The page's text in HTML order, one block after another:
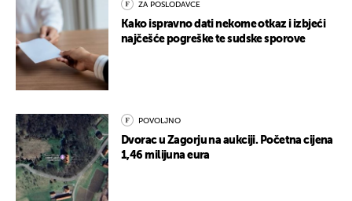
ZA POSLODAVCE
Kako ispravno dati nekome otkaz i izbjeći
najčešće pogreške te sudske sporove
POVOLJNO
Dvorac u Zagorju na aukciji. Početna cijena
1,46 milijuna eura